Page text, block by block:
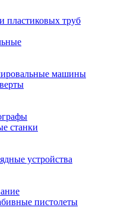
пластиковых труб
машины
станки
устройства
пистолеты